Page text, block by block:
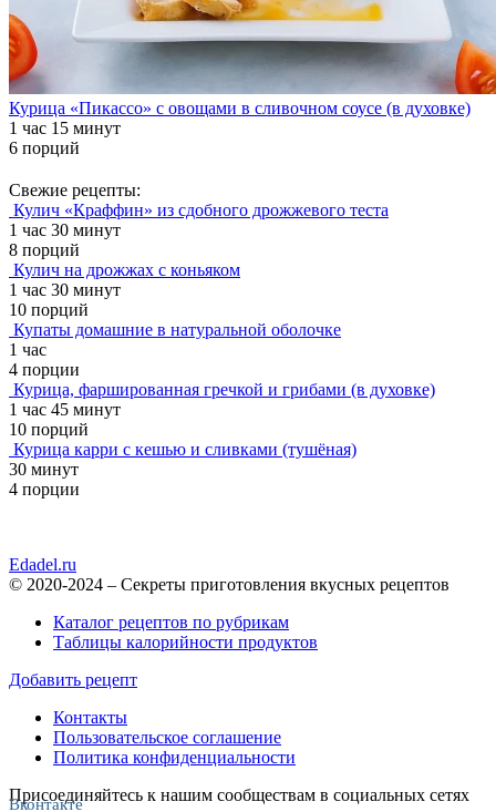
Курица «Пикассо» с овощами в сливочном соусе (в духовке)
1 час 15 минут
6 порций
Свежие рецепты:
Кулич «Краффин» из сдобного дрожжевого теста
1 час 30 минут
8 порций
Кулич на дрожжах с коньяком
1 час 30 минут
10 порций
Купаты домашние в натуральной оболочке
1 час
4 порции
Курица, фаршированная гречкой и грибами (в духовке)
1 час 45 минут
10 порций
Курица карри с кешью и сливками (тушёная)
30 минут
4 порции
Edadel.ru
© 2020-2024 – Секреты приготовления вкусных рецептов
Каталог рецептов по рубрикам
Таблицы калорийности продуктов
Добавить рецепт
Контакты
Пользовательское соглашение
Политика конфиденциальности
Присоединяйтесь к нашим сообществам в социальных сетях
Вконтакте